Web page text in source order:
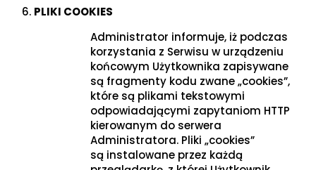
PLIKI COOKIES
Administrator informuje, iż podczas
korzystania z Serwisu w urządzeniu
końcowym Użytkownika zapisywane
są fragmenty kodu zwane „cookies”,
które są plikami tekstowymi
odpowiadającymi zapytaniom HTTP
kierowanym do serwera
Administratora. Pliki „cookies”
są instalowane przez każdą